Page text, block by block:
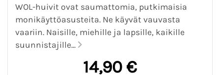
WOL-huivit ovat saumattomia, putkimaisia
monikäyttöasusteita. Ne käyvät vauvasta
vaariin. Naisille, miehille ja lapsille, kaikille
suunnistajille...
14,90 €